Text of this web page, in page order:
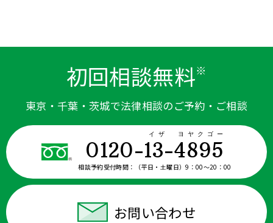
初回相談無料※
東京・千葉・茨城で法律相談のご予約・ご相談
0120-13-4895
イザ ヨヤクゴー
相談予約受付時間： （平日・土曜日）9：00〜20：00
お問い合わせ